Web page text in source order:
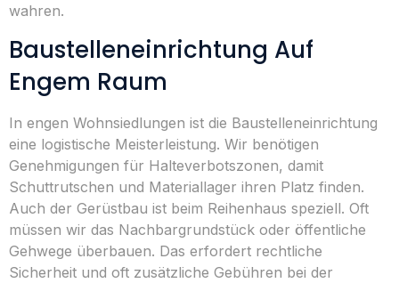
wahren.
Baustelleneinrichtung Auf
Engem Raum
In engen Wohnsiedlungen ist die Baustelleneinrichtung
eine logistische Meisterleistung. Wir benötigen
Genehmigungen für Halteverbotszonen, damit
Schuttrutschen und Materiallager ihren Platz finden.
Auch der Gerüstbau ist beim Reihenhaus speziell. Oft
müssen wir das Nachbargrundstück oder öffentliche
Gehwege überbauen. Das erfordert rechtliche
Sicherheit und oft zusätzliche Gebühren bei der